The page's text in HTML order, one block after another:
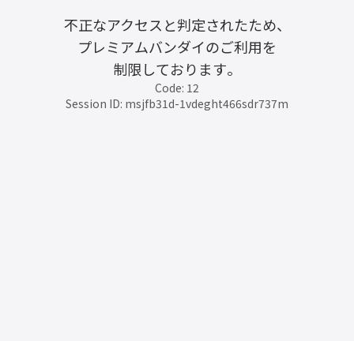
不正なアクセスと判定されたため、
プレミアムバンダイのご利用を
制限しております。
Code: 12
Session ID: msjfb31d-1vdeght466sdr737m